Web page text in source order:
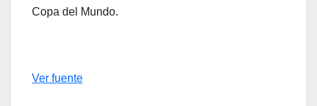
Copa del Mundo.
Ver fuente